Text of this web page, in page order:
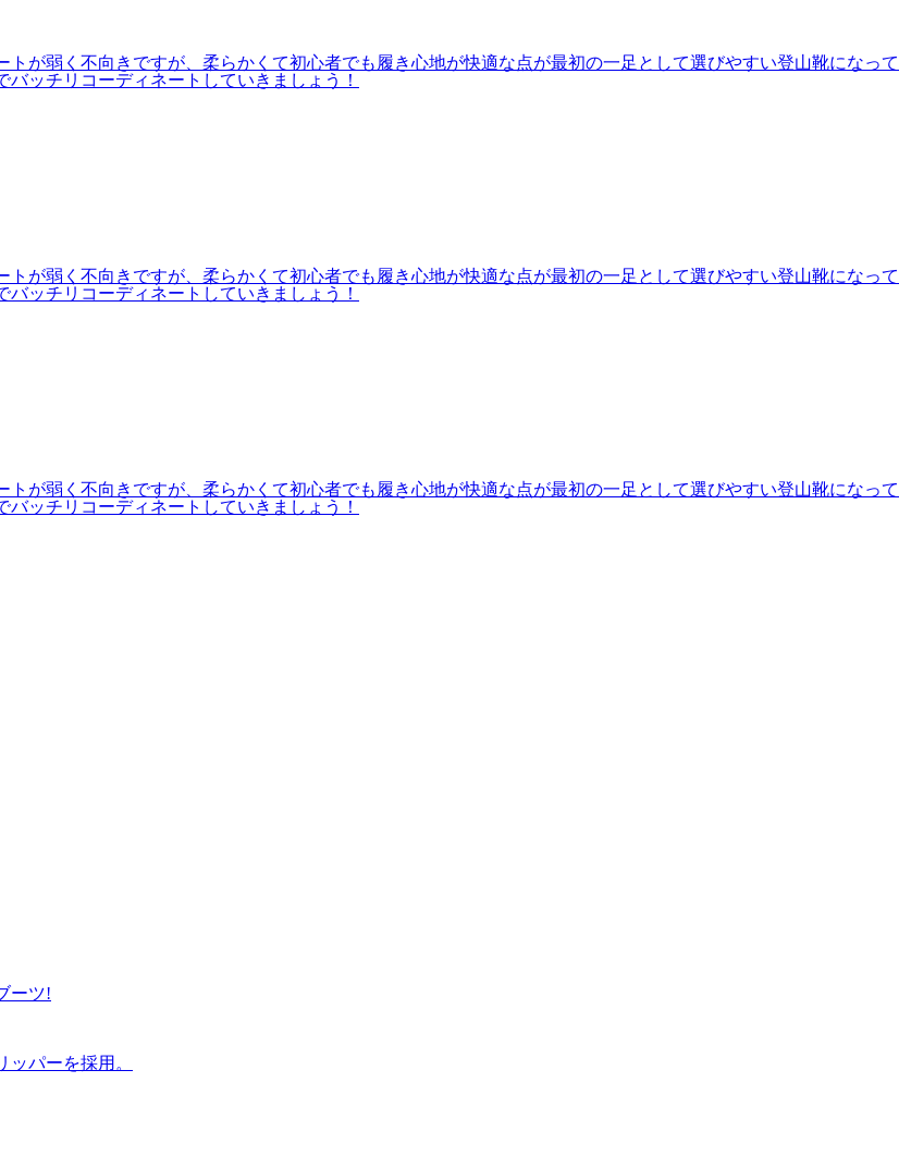
が弱く不向きですが、柔らかくて初心者でも履き心地が快適な点が最初の一足として選びやすい登山靴になって
ッチリコーディネートしていきましょう！
が弱く不向きですが、柔らかくて初心者でも履き心地が快適な点が最初の一足として選びやすい登山靴になって
ッチリコーディネートしていきましょう！
が弱く不向きですが、柔らかくて初心者でも履き心地が快適な点が最初の一足として選びやすい登山靴になって
ッチリコーディネートしていきましょう！
ーツ!
パーを採用。